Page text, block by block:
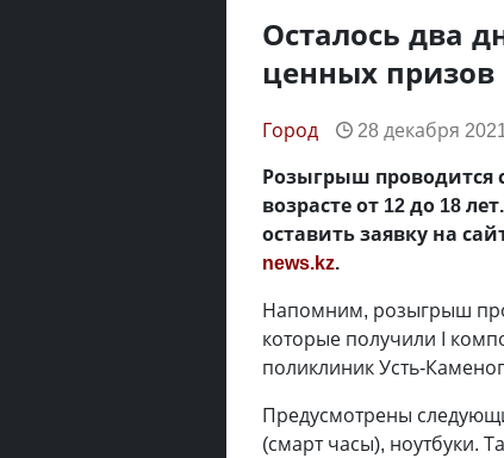
Осталось два
ценных призов
Город 28 декабря
Розыгрыш проводится
возрасте от 12 до 18
оставить заявку на
news.kz.
Напомним, розыгрыш
которые получили І
поликлиник Усть-
Предусмотрены
(смарт часы), ноутбуки.